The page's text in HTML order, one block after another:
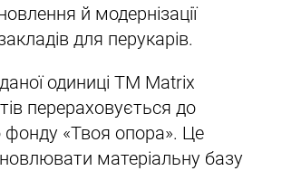
й модернізації
для перукарів.
одиниці ТМ Matrix
перераховується до
фонду «Твоя опора». Це
матеріальну базу